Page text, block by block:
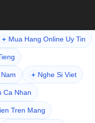
+ Mua Hang Online Uy Tin
+ Nghe Si Viet
Ca Nhan
Tren Mang